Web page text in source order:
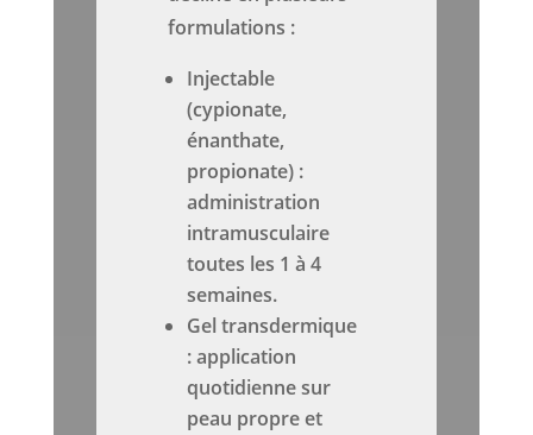
formulations :
Injectable
(cypionate,
énanthate,
propionate) :
administration
intramusculaire
toutes les 1 à 4
semaines.
Gel transdermique
: application
quotidienne sur
peau propre et